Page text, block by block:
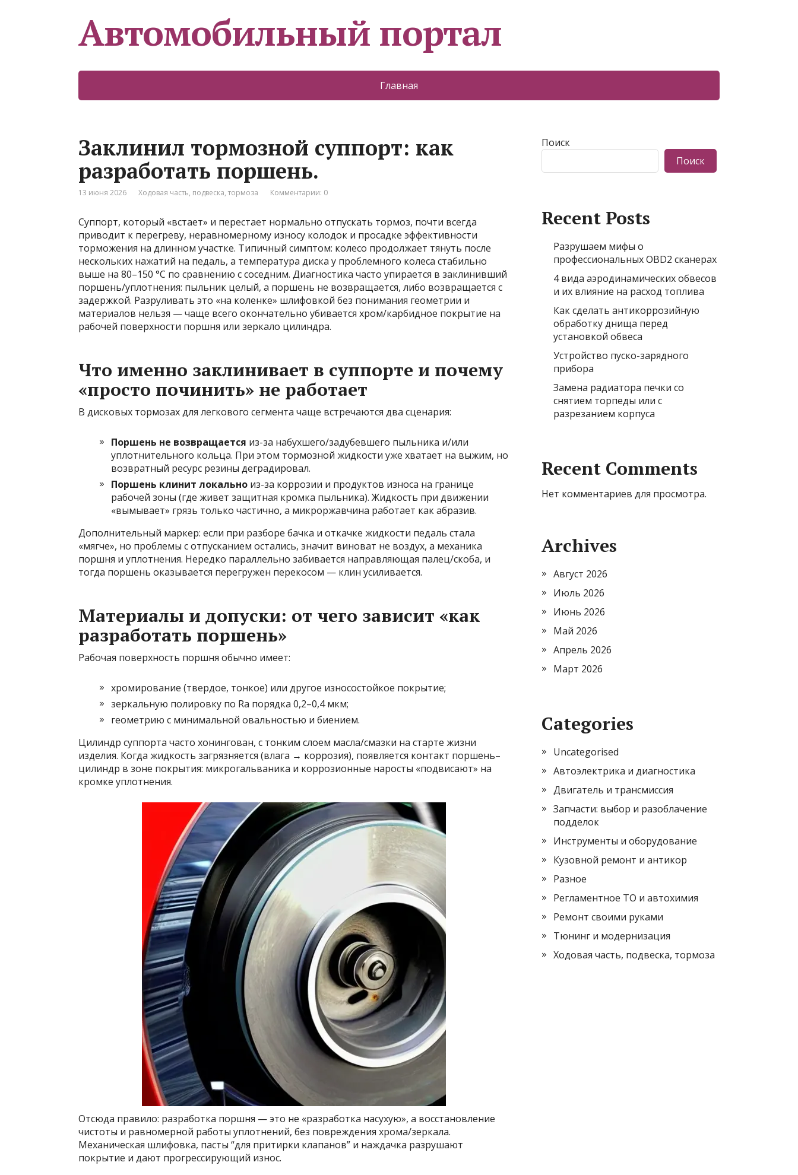
Автомобильный портал
Главная
Заклинил тормозной суппорт: как
разработать поршень.
13 июня 2026 Ходовая часть, подвеска, тормоза Комментарии: 0
Суппорт, который «встает» и перестает нормально отпускать тормоз, почти всегда
приводит к перегреву, неравномерному износу колодок и просадке эффективности
торможения на длинном участке. Типичный симптом: колесо продолжает тянуть после
нескольких нажатий на педаль, а температура диска у проблемного колеса стабильно
выше на 80–150 °C по сравнению с соседним. Диагностика часто упирается в заклинивший
поршень/уплотнения: пыльник целый, а поршень не возвращается, либо возвращается с
задержкой. Разруливать это «на коленке» шлифовкой без понимания геометрии и
материалов нельзя — чаще всего окончательно убивается хром/карбидное покрытие на
рабочей поверхности поршня или зеркало цилиндра.
Что именно заклинивает в суппорте и почему
«просто починить» не работает
В дисковых тормозах для легкового сегмента чаще встречаются два сценария:
Поршень не возвращается из-за набухшего/задубевшего пыльника и/или
уплотнительного кольца. При этом тормозной жидкости уже хватает на выжим, но
возвратный ресурс резины деградировал.
Поршень клинит локально из-за коррозии и продуктов износа на границе
рабочей зоны (где живет защитная кромка пыльника). Жидкость при движении
«вымывает» грязь только частично, а микроржавчина работает как абразив.
Дополнительный маркер: если при разборе бачка и откачке жидкости педаль стала
«мягче», но проблемы с отпусканием остались, значит виноват не воздух, а механика
поршня и уплотнения. Нередко параллельно забивается направляющая палец/скоба, и
тогда поршень оказывается перегружен перекосом — клин усиливается.
Материалы и допуски: от чего зависит «как
разработать поршень»
Рабочая поверхность поршня обычно имеет:
хромирование (твердое, тонкое) или другое износостойкое покрытие;
зеркальную полировку по Ra порядка 0,2–0,4 мкм;
геометрию с минимальной овальностью и биением.
Цилиндр суппорта часто хонингован, с тонким слоем масла/смазки на старте жизни
изделия. Когда жидкость загрязняется (влага → коррозия), появляется контакт поршень–
цилиндр в зоне покрытия: микрогальваника и коррозионные наросты «подвисают» на
кромке уплотнения.
Отсюда правило: разработка поршня — это не «разработка насухую», а восстановление
чистоты и равномерной работы уплотнений, без повреждения хрома/зеркала.
Механическая шлифовка, пасты “для притирки клапанов” и наждачка разрушают
покрытие и дают прогрессирующий износ.
Поиск
Поиск
Recent Posts
Разрушаем мифы о
профессиональных OBD2 сканерах
4 вида аэродинамических обвесов
и их влияние на расход топлива
Как сделать антикоррозийную
обработку днища перед
установкой обвеса
Устройство пуско-зарядного
прибора
Замена радиатора печки со
снятием торпеды или с
разрезанием корпуса
Recent Comments
Нет комментариев для просмотра.
Archives
Август 2026
Июль 2026
Июнь 2026
Май 2026
Апрель 2026
Март 2026
Categories
Uncategorised
Автоэлектрика и диагностика
Двигатель и трансмиссия
Запчасти: выбор и разоблачение
подделок
Инструменты и оборудование
Кузовной ремонт и антикор
Разное
Регламентное ТО и автохимия
Ремонт своими руками
Тюнинг и модернизация
Ходовая часть, подвеска, тормоза